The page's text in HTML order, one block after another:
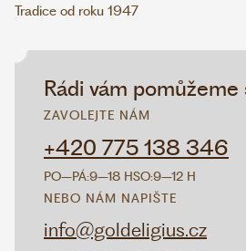
Rádi vám
ZAVOLEJTE NÁM
+420 775 138 346
PO–PÁ:9–18 HSO:9–12 H
NEBO NÁM NAPIŠTE
info@goldeligius.cz
Tradice od roku 1947